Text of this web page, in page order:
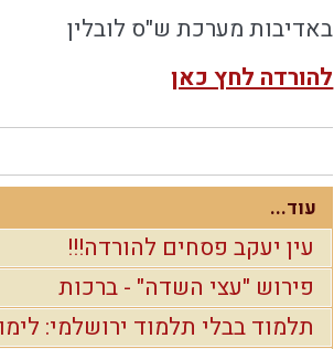
באדיבות מערכת ש"ס לובלין
להורדה לחץ כאן
עוד...
עין יעקב פסחים להורדה!!!
פירוש "עצי השדה" - ברכות
תלמוד בבלי תלמוד ירושלמי: